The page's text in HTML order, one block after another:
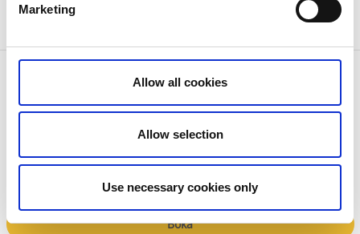
Marketing
Allow all cookies
Allow selection
Use necessary cookies only
Kontaktinformation
Hamnservice, Lysekils kommun
Carlavägen 2
E-post:kommun@lysekil.se
Boka